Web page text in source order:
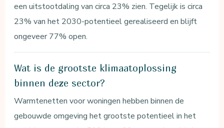
een uitstootdaling van circa 23% zien. Tegelijk is circa
23% van het 2030-potentieel gerealiseerd en blijft
ongeveer 77% open.
Wat is de grootste klimaatoplossing
binnen deze sector?
Warmtenetten voor woningen hebben binnen de
gebouwde omgeving het grootste potentieel in het